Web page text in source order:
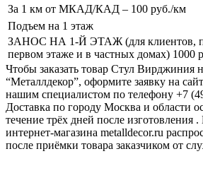
За 1 км от МКАД/КАД – 100 руб./км
Подъем на 1 этаж
ЗАНОС НА 1-Й ЭТАЖ (для клиентов,
первом этаже и в частных домах) 1000
Чтобы заказать товар Стул Вирджиния
“Металлдекор”, оформите заявку на
нашим специалистом по телефону +7
Доставка по городу Москва и области
течение трёх дней после изготовления
интернет-магазина metalldecor.ru
после приёмки товара заказчиком от